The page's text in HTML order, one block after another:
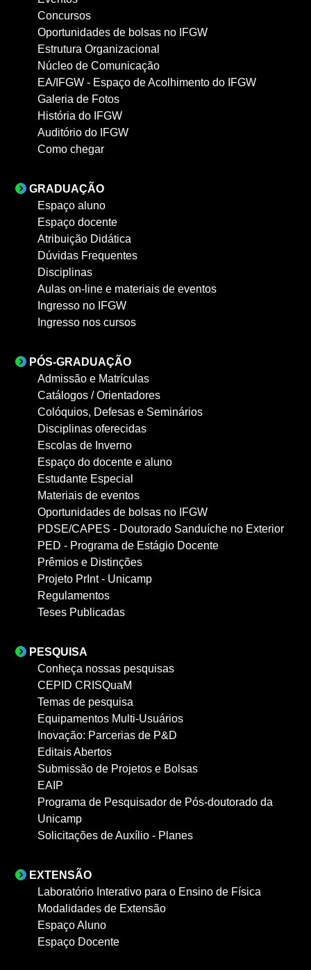
Concursos
Oportunidades de bolsas no IFGW
Estrutura Organizacional
Núcleo de Comunicação
EA/IFGW - Espaço de Acolhimento do IFGW
Galeria de Fotos
História do IFGW
Auditório do IFGW
Como chegar
GRADUAÇÃO
Espaço aluno
Espaço docente
Atribuição Didática
Dúvidas Frequentes
Disciplinas
Aulas on-line e materiais de eventos
Ingresso no IFGW
Ingresso nos cursos
PÓS-GRADUAÇÃO
Admissão e Matrículas
Catálogos / Orientadores
Colóquios, Defesas e Seminários
Disciplinas oferecidas
Escolas de Inverno
Espaço do docente e aluno
Estudante Especial
Materiais de eventos
Oportunidades de bolsas no IFGW
PDSE/CAPES - Doutorado Sanduíche no Exterior
PED - Programa de Estágio Docente
Prêmios e Distinções
Projeto PrInt - Unicamp
Regulamentos
Teses Publicadas
PESQUISA
Conheça nossas pesquisas
CEPID CRISQuaM
Temas de pesquisa
Equipamentos Multi-Usuários
Inovação: Parcerias de P&D
Editais Abertos
Submissão de Projetos e Bolsas
EAIP
Programa de Pesquisador de Pós-doutorado da
Unicamp
Solicitações de Auxílio - Planes
EXTENSÃO
Laboratório Interativo para o Ensino de Física
Modalidades de Extensão
Espaço Aluno
Espaço Docente